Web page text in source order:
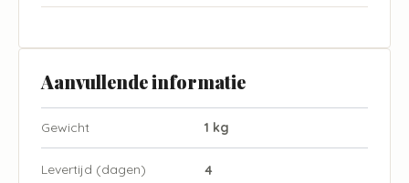
Aanvullende informatie
Gewicht 1 kg
Levertijd (dagen) 4